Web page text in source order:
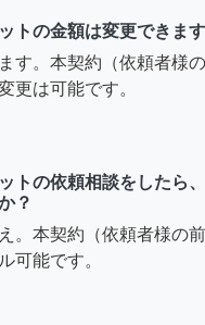
トの金額は変更できま
す。本契約（依頼者様
更は可能です。
トの依頼相談をしたら
？
。本契約（依頼者様の
可能です。